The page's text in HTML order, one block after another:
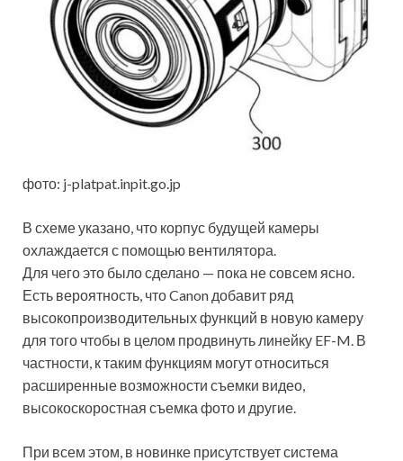
фото: j-platpat.inpit.go.jp
В схеме указано, что корпус будущей камеры
охлаждается с помощью вентилятора.
Для чего это было сделано — пока не совсем ясно.
Есть вероятность, что Canon добавит ряд
высокопроизводительных функций в новую камеру
для того чтобы в целом продвинуть линейку EF-M. В
частности, к таким функциям могут относиться
расширенные возможности съемки видео,
высокоскоростная съемка фото и другие.
При всем этом, в новинке присутствует система